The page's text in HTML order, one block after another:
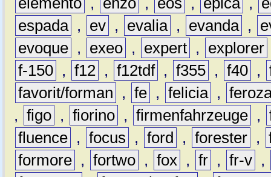
espada , ev , evalia , evanda ,
evoque , exeo , expert , explorer
f-150 , f12 , f12tdf , f355 , f40 ,
favorit/forman
, fe , felicia ,
, figo , fiorino , firmenfahrzeuge ,
fluence , focus , ford , forester ,
formore , fortwo , fox , fr , fr-v ,